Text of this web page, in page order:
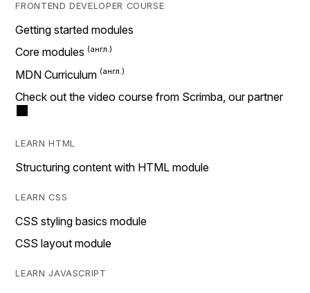
FRONTEND DEVELOPER COURSE
Getting started modules
Core modules
MDN Curriculum
Check out the video course from Scrimba, our partner
LEARN HTML
Structuring content with HTML module
LEARN CSS
CSS styling basics module
CSS layout module
LEARN JAVASCRIPT